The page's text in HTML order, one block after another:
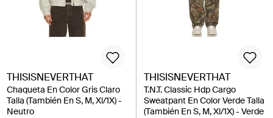
THISISNEVERTHAT
Chaqueta En Color Gris Claro
Talla (También En S, M, Xl/1X) -
Neutro
THISISNEVERTHAT
T.N.T. Classic Hdp Cargo
Sweatpant En Color Verde Talla
(También En S, M, Xl/1X) - Verde